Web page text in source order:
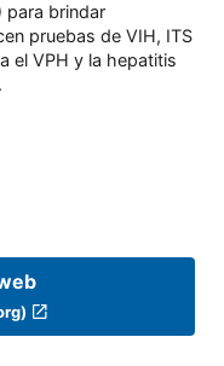
para brindar
pruebas de VIH, ITS
el VPH y la hepatitis